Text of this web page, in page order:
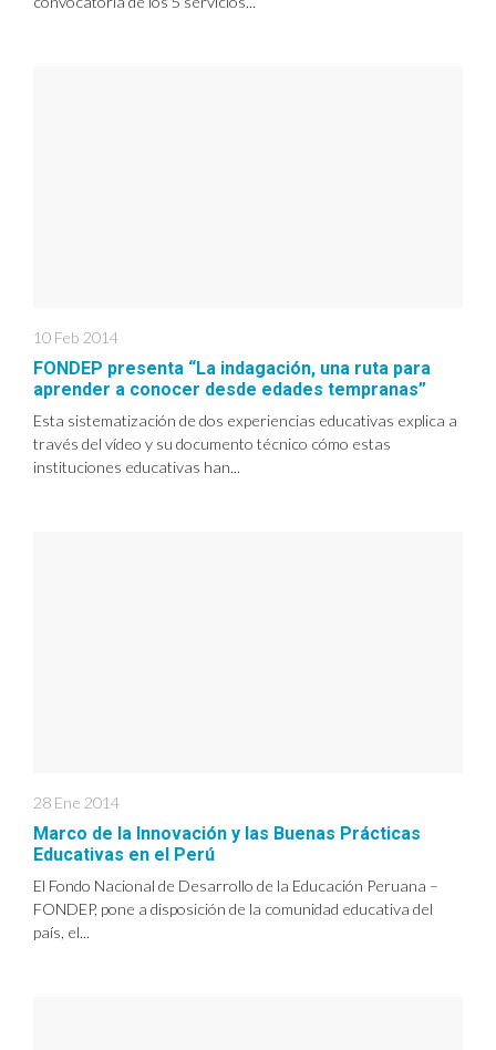
10 Feb 2014
FONDEP presenta “La indagación, una ruta para
aprender a conocer desde edades tempranas”
Esta sistematización de dos experiencias educativas explica a
través del vídeo y su documento técnico cómo estas
instituciones educativas han...
28 Ene 2014
Marco de la Innovación y las Buenas Prácticas
Educativas en el Perú
El Fondo Nacional de Desarrollo de la Educación Peruana –
FONDEP, pone a disposición de la comunidad educativa del
país, el...